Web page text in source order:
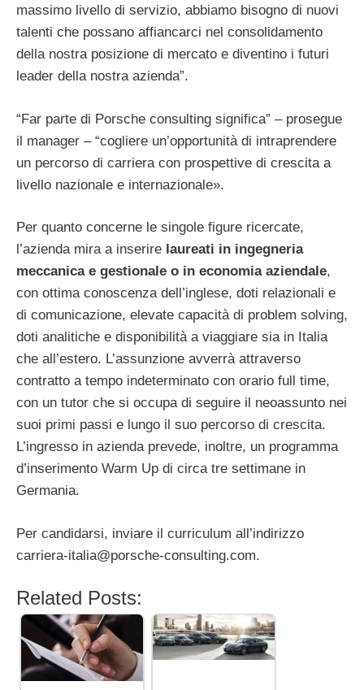
massimo livello di servizio, abbiamo bisogno di nuovi
talenti che possano affiancarci nel consolidamento
della nostra posizione di mercato e diventino i futuri
leader della nostra azienda”.
“Far parte di Porsche consulting significa” – prosegue
il manager – “cogliere un’opportunità di intraprendere
un percorso di carriera con prospettive di crescita a
livello nazionale e internazionale».
Per quanto concerne le singole figure ricercate,
l’azienda mira a inserire laureati in ingegneria
meccanica e gestionale o in economia aziendale,
con ottima conoscenza dell’inglese, doti relazionali e
di comunicazione, elevate capacità di problem solving,
doti analitiche e disponibilità a viaggiare sia in Italia
che all’estero. L’assunzione avverrà attraverso
contratto a tempo indeterminato con orario full time,
con un tutor che si occupa di seguire il neoassunto nei
suoi primi passi e lungo il suo percorso di crescita.
L’ingresso in azienda prevede, inoltre, un programma
d’inserimento Warm Up di circa tre settimane in
Germania.
Per candidarsi, inviare il curriculum all’indirizzo
carriera-italia@porsche-consulting.com.
Related Posts: